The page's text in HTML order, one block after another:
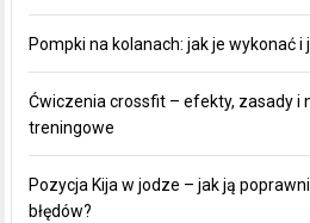
Pompki na kolanach: jak je wykonać
Ćwiczenia crossfit – efekty, zasady i
treningowe
Pozycja Kija w jodze – jak ją
błędów?